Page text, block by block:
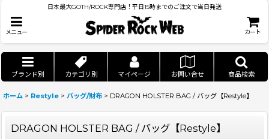
日本最大GOTH/ROCK専門店！平日15時までのご注文で当日発送
メニュー カート
ブランド別 カテゴリ別 マイページ お問い合せ 商品検索
ホーム > Restyle > バッグ/財布 > DRAGON HOLSTER BAG / バッグ【Restyle】
DRAGON HOLSTER BAG / バッグ【Restyle】